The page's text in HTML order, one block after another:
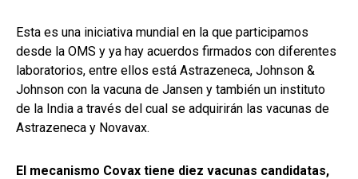
Esta es una iniciativa mundial en la que participamos
desde la OMS y ya hay acuerdos firmados con diferentes
laboratorios, entre ellos está Astrazeneca, Johnson &
Johnson con la vacuna de Jansen y también un instituto
de la India a través del cual se adquirirán las vacunas de
Astrazeneca y Novavax.
El mecanismo Covax tiene diez vacunas candidatas,